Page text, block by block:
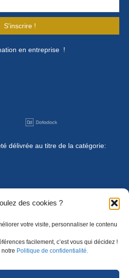
des cookies ?
votre visite, personnaliser le contenu
facilement, c’est vous qui décidez !
notre Politique de confidentialité.
S'inscrire !
en entreprise !
délivrée au titre de la catégorie: